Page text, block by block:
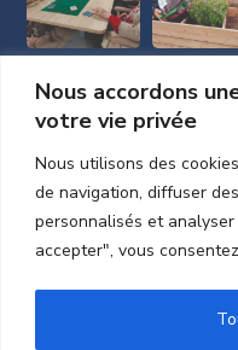
Nous accordons
votre vie privée
Nous utilisons des
de navigation, diffuser
personnalisés et
accepter", vous